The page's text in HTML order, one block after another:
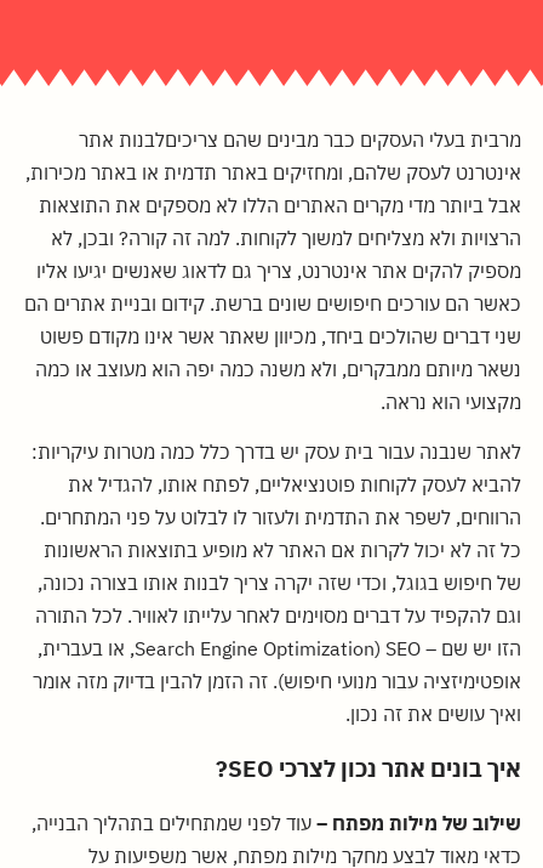
מרבית בעלי העסקים כבר מבינים שהם צריכיםלבנות אתר
אינטרנט לעסק שלהם, ומחזיקים באתר תדמית או באתר מכירות,
אבל ביותר מדי מקרים האתרים הללו לא מספקים את התוצאות
הרצויות ולא מצליחים למשוך לקוחות. למה זה קורה? ובכן, לא
מספיק להקים אתר אינטרנט, צריך גם לדאוג שאנשים יגיעו אליו
כאשר הם עורכים חיפושים שונים ברשת. קידום ובניית אתרים הם
שני דברים שהולכים ביחד, מכיוון שאתר אשר אינו מקודם פשוט
נשאר מיותם ממבקרים, ולא משנה כמה יפה הוא מעוצב או כמה
מקצועי הוא נראה.
לאתר שנבנה עבור בית עסק יש בדרך כלל כמה מטרות עיקריות:
להביא לעסק לקוחות פוטנציאליים, לפתח אותו, להגדיל את
הרווחים, לשפר את התדמית ולעזור לו לבלוט על פני המתחרים.
כל זה לא יכול לקרות אם האתר לא מופיע בתוצאות הראשונות
של חיפוש בגוגל, וכדי שזה יקרה צריך לבנות אותו בצורה נכונה,
וגם להקפיד על דברים מסוימים לאחר עלייתו לאוויר. לכל התורה
הזו יש שם – SEO (Search Engine Optimization, או בעברית,
אופטימיזציה עבור מנועי חיפוש). זה הזמן להבין בדיוק מזה אומר
ואיך עושים את זה נכון.
איך בונים אתר נכון לצרכי SEO?
שילוב של מילות מפתח –עוד לפני שמתחילים בתהליך הבנייה,
כדאי מאוד לבצע מחקר מילות מפתח, אשר משפיעות על